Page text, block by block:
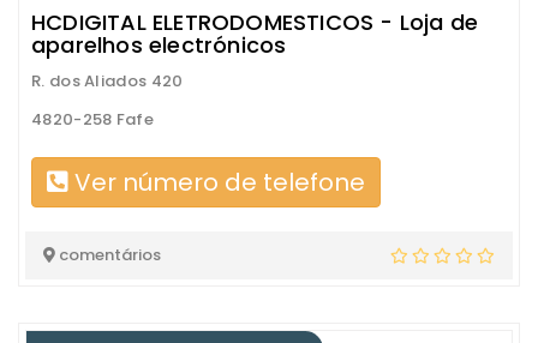
HCDIGITAL ELETRODOMESTICOS - Loja de
aparelhos electrónicos
R. dos Aliados 420
4820-258 Fafe
Ver número de telefone
comentários